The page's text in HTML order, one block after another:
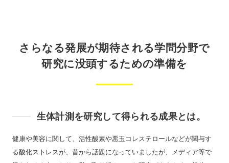
さらなる発展が期待される学問分野で
研究に没頭するための準備を
生体計測を研究して得られる成果とは。
健康や美容に関して、活性酸素や悪玉コレステロールなどが関与す
る酸化ストレスが、昔から話題になっていましたが、メディア等で